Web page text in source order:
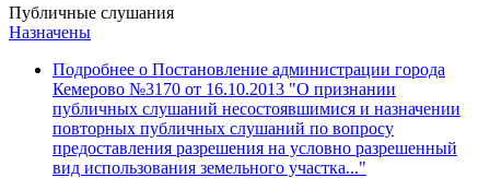
Публичные слушания
Назначены
Подробнее о Постановление администрации города
Кемерово №3170 от 16.10.2013 "О признании
публичных слушаний несостоявшимися и назначении
повторных публичных слушаний по вопросу
предоставления разрешения на условно разрешенный
вид использования земельного участка..."